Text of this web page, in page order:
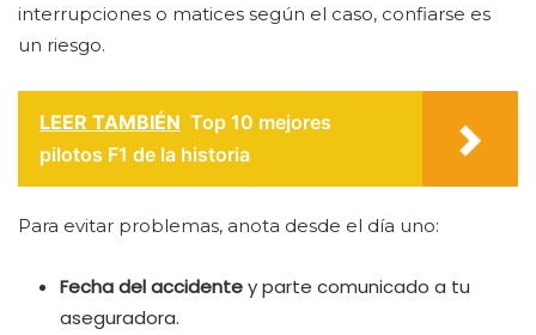
interrupciones o matices según el caso, confiarse es
un riesgo.
LEER TAMBIÉN Top 10 mejores
pilotos F1 de la historia
Para evitar problemas, anota desde el día uno:
Fecha del accidentey parte comunicado a tu
aseguradora.